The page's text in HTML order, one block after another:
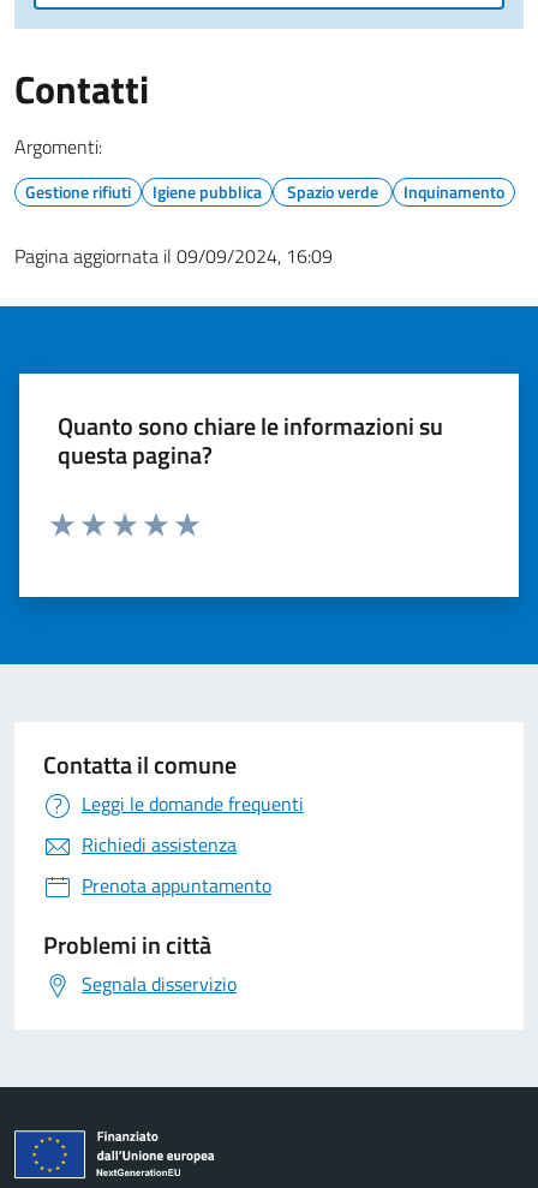
Contatti
Argomenti:
Gestione rifiuti Igiene pubblica Spazio verde Inquinamento
Pagina aggiornata il 09/09/2024, 16:09
Quanto sono chiare le informazioni su
questa pagina?
Contatta il comune
Leggi le domande frequenti
Richiedi assistenza
Prenota appuntamento
Problemi in città
Segnala disservizio